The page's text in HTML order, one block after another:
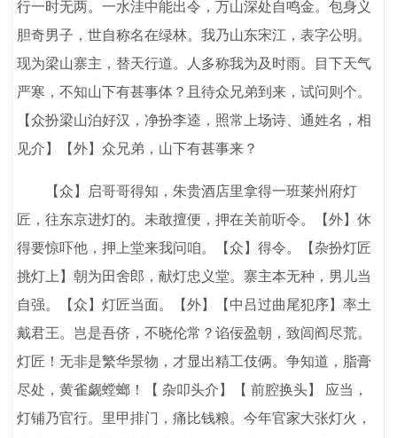
行一时无两。一水洼中能出令，万山深处自鸣金。包身义
胆奇男子，世自称名在绿林。我乃山东宋江，表字公明。
现为梁山寨主，替天行道。人多称我为及时雨。目下天气
严寒，不知山下有甚事体？且待众兄弟到来，试问则个。
【众扮梁山泊好汉，净扮李逵，照常上场诗、通姓名，相
见介】【外】众兄弟，山下有甚事来？
【众】启哥哥得知，朱贵酒店里拿得一班莱州府灯
匠，往东京进灯的。未敢擅便，押在关前听令。【外】休
得要惊吓他，押上堂来我问咱。【众】得令。【杂扮灯匠
挑灯上】朝为田舍郎，献灯忠义堂。寨主本无种，男儿当
自强。【众】灯匠当面。【外】【中吕过曲尾犯序】率土
戴君王。岂是吾侪，不晓伦常？谄佞盈朝，致闾阎尽荒。
灯匠！无非是繁华景物，才显出精工伎俩。争知道，脂膏
尽处，黄雀觑螳螂！【 杂叩头介】【 前腔换头】 应当，
灯铺乃官行。里甲排门，痛比钱粮。今年官家大张灯火，